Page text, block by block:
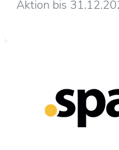
Aktion bis